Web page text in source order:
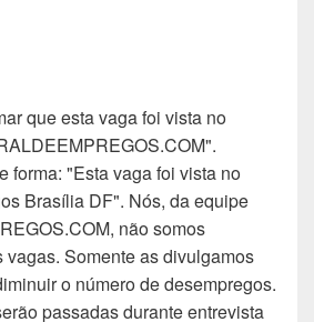
que esta vaga foi vista no
forma: "Esta vaga foi vista no
Brasília DF". Nós, da equipe
não somos
Somente as divulgamos
o número de desempregos.
passadas durante entrevista